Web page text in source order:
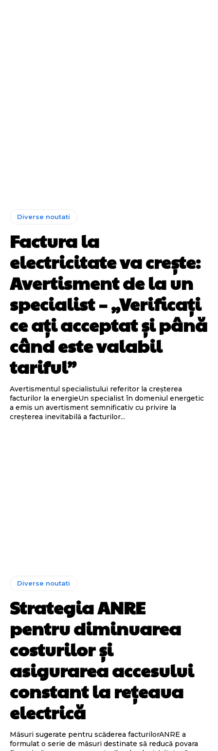
Diverse noutati
Factura la
electricitate va crește:
Avertisment de la un
specialist – „Verificați
ce ați acceptat și până
când este valabil
tariful”
Avertismentul specialistului referitor la creșterea
facturilor la energieUn specialist în domeniul energetic
a emis un avertisment semnificativ cu privire la
creșterea inevitabilă a facturilor...
Diverse noutati
Strategia ANRE
pentru diminuarea
costurilor și
asigurarea accesului
constant la rețeaua
electrică
Măsuri sugerate pentru scăderea facturilorANRE a
formulat o serie de măsuri destinate să reducă povara